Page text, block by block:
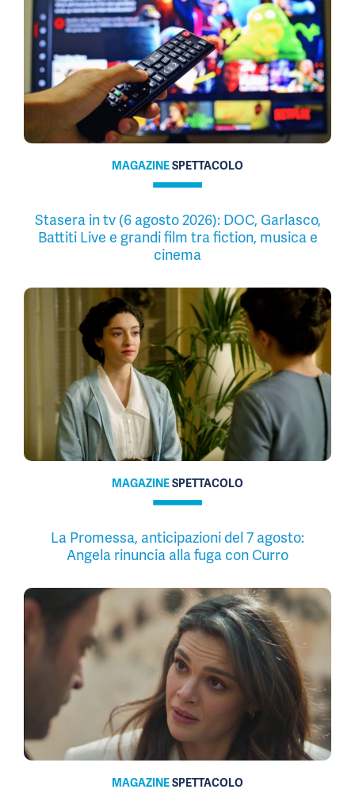
MAGAZINESPETTACOLO
Stasera in tv (6 agosto 2026): DOC, Garlasco,
Battiti Live e grandi film tra fiction, musica e
cinema
MAGAZINESPETTACOLO
La Promessa, anticipazioni del 7 agosto:
Angela rinuncia alla fuga con Curro
MAGAZINESPETTACOLO